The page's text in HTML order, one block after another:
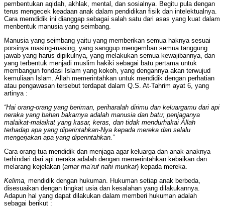
pembentukan aqidah, akhlak, mental, dan sosialnya. Begitu pula dengan
terus mengecek keadaan anak dalam pendidikan fisik dan intelektualnya.
Cara memdidik ini dianggap sebagai salah satu dari asas yang kuat dalam
menbentuk manusia yang seimbang.
Manusia yang seimbang yaitu yang memberikan semua haknya sesuai
porsinya masing-masing, yang sanggup mengemban semua tanggung
jawab yang harus dipikulnya, yang melakukan semua kewajibannya, dan
yang terbentuk menjadi muslim hakiki sebagai batu pertama untuk
membangun fondasi Islam yang kokoh, yang dengannya akan terwujud
kemuliaan Islam. Allah memerintahkan untuk mendidik dengan perhatian
atau pengawasan tersebut terdapat dalam Q.S. At-Tahrim ayat 6, yang
artinya :
“Hai orang-orang yang beriman, periharalah dirimu dan keluargamu dari api
neraka yang bahan bakarnya adalah manusia dan batu; penjaganya
malaikat-malaikat yang kasar, keras, dan tidak mendurhakai Allah
terhadap apa yang diperintahkan-Nya kepada mereka dan selalu
mengerjakan apa yang diperintahkan.”
Cara orang tua mendidik dan menjaga agar keluarga dan anak-anaknya
terhindari dari api neraka adalah dengan memerintahkan kebaikan dan
melarang kejelakan (amar ma’ruf nahi munkar) kepada mereka.
Kelima, mendidik dengan hukuman. Hukuman setiap anak berbeda,
disesuaikan dengan tingkat usia dan kesalahan yang dilakukannya.
Adapun hal yang dapat dilakukan dalam memberi hukuman adalah
sebagai berikut :